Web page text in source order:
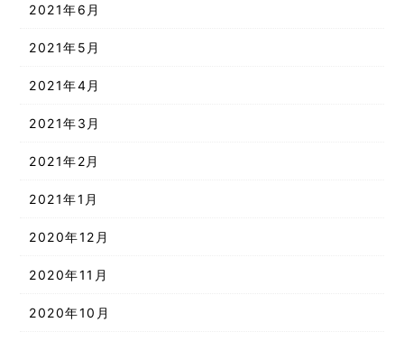
2021年6月
2021年5月
2021年4月
2021年3月
2021年2月
2021年1月
2020年12月
2020年11月
2020年10月